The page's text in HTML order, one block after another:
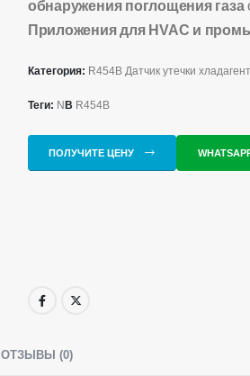
обнаружения поглощения газа
Приложения для HVAC и
Категория: R454B Датчик утечки
Теги: NВ R454B
ПОЛУЧИТЕ ЦЕНУ
ОТЗЫВЫ (0)